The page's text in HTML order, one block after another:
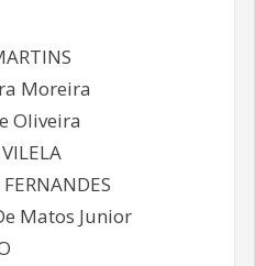
Moreira
Oliveira
Matos Junior